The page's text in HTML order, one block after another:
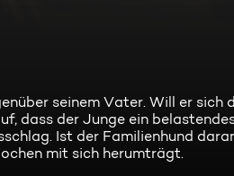
seinem Vater. Will er sich
dass der Junge ein
Ist der Familienhund
mit sich herumträgt.